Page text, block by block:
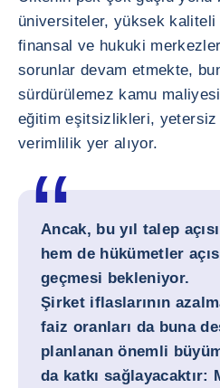
üniversiteler, yüksek
finansal ve hukuki
sorunlar devam etmekte,
sürdürülemez kamu
eğitim eşitsizlikleri, yetersiz
verimlilik yer alıyor.
Ancak, bu yıl talep
hem de hükümetler
geçmesi bekleniyor.
Şirket iflaslarının
faiz oranları da buna
planlanan önemli
da katkı sağlayacaktır: